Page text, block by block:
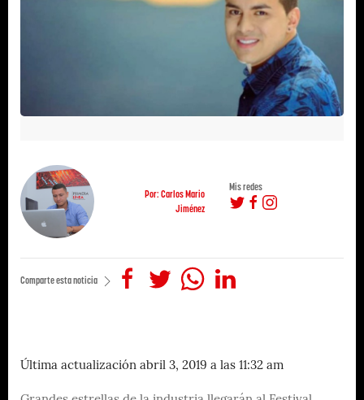
Por: Carlos Mario
Jiménez
Mis redes
Comparte esta noticia
Última actualización abril 3, 2019 a las 11:32 am